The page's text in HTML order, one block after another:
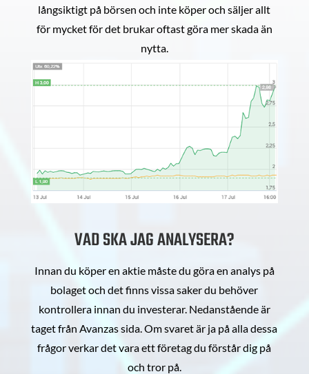
långsiktigt på börsen och inte köper och säljer allt
för mycket för det brukar oftast göra mer skada än
nytta.
VAD SKA JAG ANALYSERA?
Innan du köper en aktie måste du göra en analys på
bolaget och det finns vissa saker du behöver
kontrollera innan du investerar. Nedanstående är
taget från Avanzas sida. Om svaret är ja på alla dessa
frågor verkar det vara ett företag du förstår dig på
och tror på.